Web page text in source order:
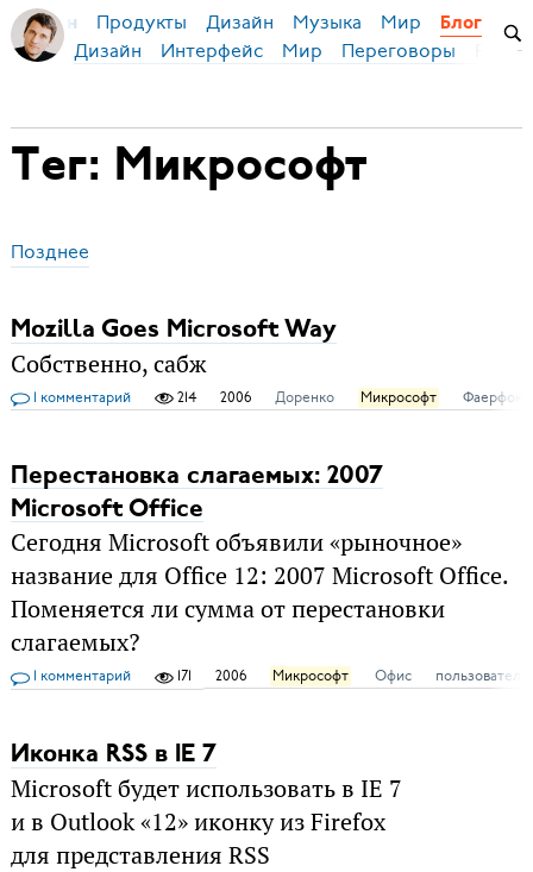
Бирман Продукты Дизайн Музыка Мир Блог
Дизайн Интерфейс Мир Переговоры
Тег: Микрософт
Позднее
Mozilla Goes Microsoft Way
Собственно, сабж
1 комментарий 214 2006 Доренко Микрософт Фаерфокс
Перестановка слагаемых: 2007
Microsoft Office
Сегодня Microsoft объявили «рыночное»
название для Office 12: 2007 Microsoft Office.
Поменяется ли сумма от перестановки
слагаемых?
1 комментарий 171 2006 Микрософт Офис
Иконка RSS в IE 7
Microsoft будет использовать в IE 7
и в Outlook «12» иконку из Firefox
для представления RSS